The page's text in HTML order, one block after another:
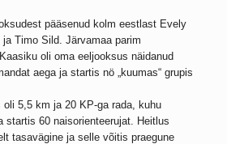
pääsenud kolm eestlast Evely
Timo Sild. Järvamaa parim
oli oma eeljooksus näidanud
aega ja startis nö „kuumas“ grupis
oli 5,5 km ja 20 KP-ga rada, kuhu
startis 60 naisorienteerujat. Heitlus
tasavägine ja selle võitis praegune